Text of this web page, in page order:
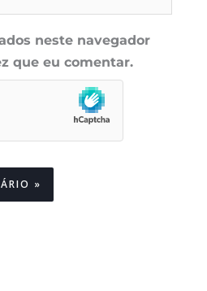
neste navegador
que eu comentar.